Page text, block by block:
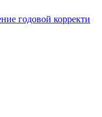
годовой корректи